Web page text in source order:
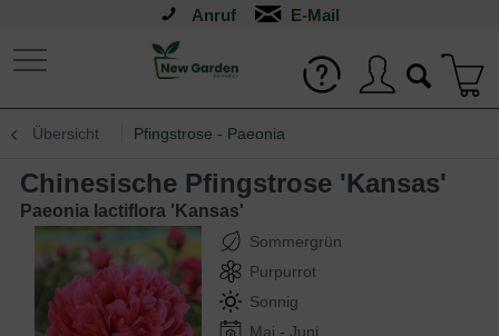
Anruf
Übersicht Pfingstrose - Paeonia
Chinesische Pfingstrose 'Kansas'
Paeonia lactiflora 'Kansas'
Sommergrün
Purpurrot
Sonnig
Mai - Juni